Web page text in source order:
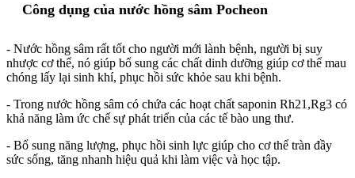
Công dụng của nước hồng sâm Pocheon
- Nước hồng sâm rất tốt cho người mới lành bệnh, người bị suy
nhược cơ thể, nó giúp bổ sung các chất dinh dưỡng giúp cơ thể mau
chóng lấy lại sinh khí, phục hồi sức khỏe sau khi bệnh.
- Trong nước hồng sâm có chứa các hoạt chất saponin Rh21,Rg3 có
khả năng làm ức chế sự phát triển của các tế bào ung thư.
- Bổ sung năng lượng, phục hồi sinh lực giúp cho cơ thể tràn đầy
sức sống, tăng nhanh hiệu quả khi làm việc và học tập.